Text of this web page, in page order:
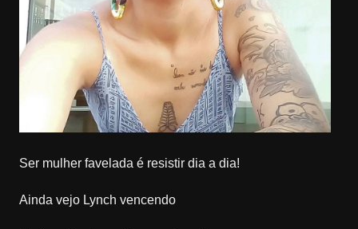
Ser mulher favelada é resistir dia a dia!
Ainda vejo Lynch vencendo